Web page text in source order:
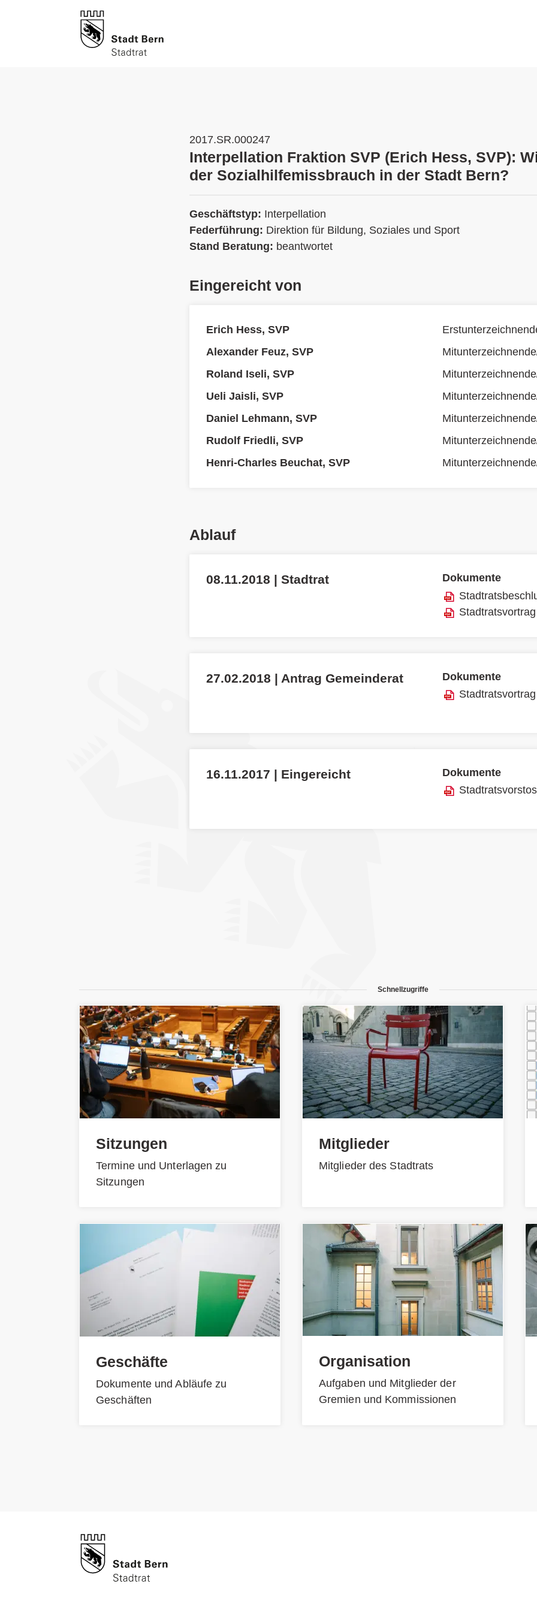
2017.SR.000247
Interpellation Fraktion SVP (Erich Hess, SVP):
der Sozialhilfemissbrauch in der Stadt Bern?
Geschäftstyp: Interpellation
Federführung: Direktion für Bildung, Soziales und Sport
Stand Beratung: beantwortet
Eingereicht von
Erich Hess, SVP
Alexander Feuz, SVP
Roland Iseli, SVP
Ueli Jaisli, SVP
Daniel Lehmann, SVP
Rudolf Friedli, SVP
Henri-Charles Beuchat, SVP
Ablauf
08.11.2018 | Stadtrat
Dokumente
Stadtratsvortrag
27.02.2018 | Antrag Gemeinderat
Dokumente
Stadtratsvortrag
16.11.2017 | Eingereicht
Dokumente
Schnellzugriffe
Sitzungen
Termine und Unterlagen zu
Sitzungen
Geschäfte
Dokumente und Abläufe zu
Geschäften
Mitglieder
Mitglieder des Stadtrats
Organisation
Aufgaben und Mitglieder der
Gremien und Kommissionen